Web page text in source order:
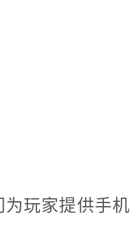
玩家提供手机